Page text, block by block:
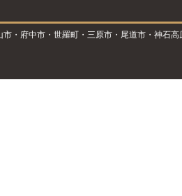
・府中市・世羅町・三原市・尾道市・神石高